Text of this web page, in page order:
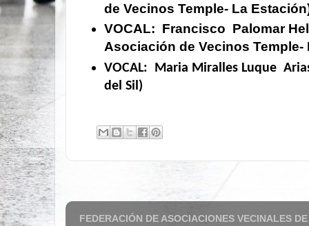
de Vecinos Temple- La
VOCAL: Francisco Palomar
Asociación de Vecinos Temple-
VOCAL: Maria Miralles Luque
del Sil)
FEDERACIÓN DE ASOCIACIONES VECINALES